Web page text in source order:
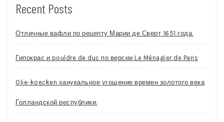
Recent Posts
Отличные вафли по рецепту Марии де Сверт 1651 года.
Гипокрас и pouldre de duc по версии Le Ménagier de Paris
Olie-koecken ханукальное угощение времен золотого века
Голландской республики.